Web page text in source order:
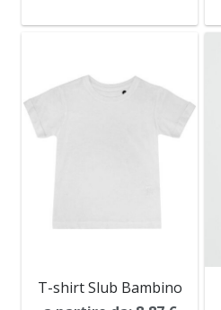
T-shirt Slub Bambino